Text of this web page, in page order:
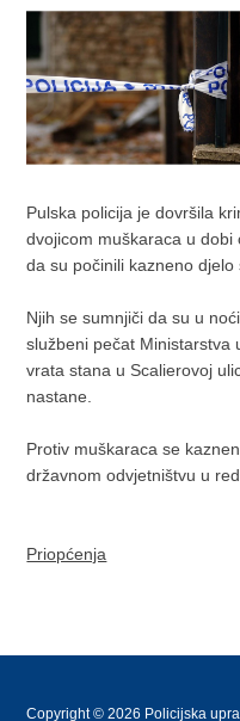
Pulska policija je dovršila
dvojicom muškaraca u
da su počinili kazneno djelo
Njih se sumnjiči da su u
službeni pečat Ministarstva
vrata stana u Scalierovoj
nastane.
Protiv muškaraca se
državnom odvjetništvu u
Priopćenja
Copyright © 2026 Policijska